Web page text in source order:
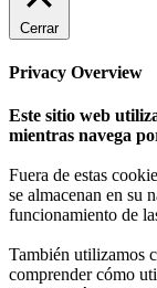
Cerrar
Privacy Overview
Este sitio web
mientras navega
Fuera de estas
se almacenan en su
funcionamiento de
También utilizamos
comprender cómo